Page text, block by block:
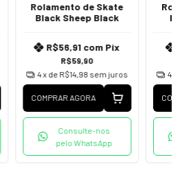
Rolamento de Skate
Black Sheep Black
R$59,90
R$56,91 com Pix
4x de R$14,98 sem juros
COMPRAR AGORA
Consulte-nos
pelo WhatsApp
4